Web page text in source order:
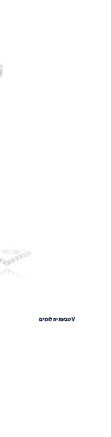
V טבעת יהלומים